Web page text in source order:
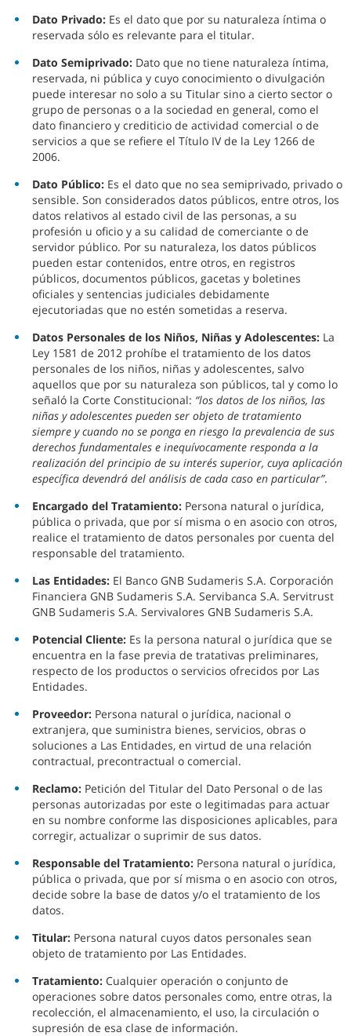
Dato Privado:Es el dato que por su naturaleza íntima o
reservada sólo es relevante para el titular.
Dato Semiprivado:Dato que no tiene naturaleza íntima,
reservada, ni pública y cuyo conocimiento o divulgación
puede interesar no solo a su Titular sino a cierto sector o
grupo de personas o a la sociedad en general, como el
dato financiero y crediticio de actividad comercial o de
servicios a que se refiere el Título IV de la Ley 1266 de
2006.
Dato Público:Es el dato que no sea semiprivado, privado o
sensible. Son considerados datos públicos, entre otros, los
datos relativos al estado civil de las personas, a su
profesión u oficio y a su calidad de comerciante o de
servidor público. Por su naturaleza, los datos públicos
pueden estar contenidos, entre otros, en registros
públicos, documentos públicos, gacetas y boletines
oficiales y sentencias judiciales debidamente
ejecutoriadas que no estén sometidas a reserva.
Datos Personales de los Niños, Niñas y Adolescentes:La
Ley 1581 de 2012 prohíbe el tratamiento de los datos
personales de los niños, niñas y adolescentes, salvo
aquellos que por su naturaleza son públicos, tal y como lo
señaló la Corte Constitucional: “los datos de los niños, las
niñas y adolescentes pueden ser objeto de tratamiento
siempre y cuando no se ponga en riesgo la prevalencia de sus
derechos fundamentales e inequívocamente responda a la
realización del principio de su interés superior, cuya aplicación
específica devendrá del análisis de cada caso en particular”.
Encargado del Tratamiento:Persona natural o jurídica,
pública o privada, que por sí misma o en asocio con otros,
realice el tratamiento de datos personales por cuenta del
responsable del tratamiento.
Las Entidades:El Banco GNB Sudameris S.A. Corporación
Financiera GNB Sudameris S.A. Servibanca S.A. Servitrust
GNB Sudameris S.A. Servivalores GNB Sudameris S.A.
Potencial Cliente:Es la persona natural o jurídica que se
encuentra en la fase previa de tratativas preliminares,
respecto de los productos o servicios ofrecidos por Las
Entidades.
Proveedor:Persona natural o jurídica, nacional o
extranjera, que suministra bienes, servicios, obras o
soluciones a Las Entidades, en virtud de una relación
contractual, precontractual o comercial.
Reclamo:Petición del Titular del Dato Personal o de las
personas autorizadas por este o legitimadas para actuar
en su nombre conforme las disposiciones aplicables, para
corregir, actualizar o suprimir de sus datos.
Responsable del Tratamiento:Persona natural o jurídica,
pública o privada, que por sí misma o en asocio con otros,
decide sobre la base de datos y/o el tratamiento de los
datos.
Titular:Persona natural cuyos datos personales sean
objeto de tratamiento por Las Entidades.
Tratamiento:Cualquier operación o conjunto de
operaciones sobre datos personales como, entre otras, la
recolección, el almacenamiento, el uso, la circulación o
supresión de esa clase de información.